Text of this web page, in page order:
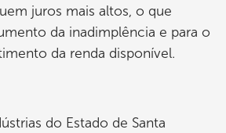
juros mais altos, o que
da inadimplência e para o
da renda disponível.
do Estado de Santa